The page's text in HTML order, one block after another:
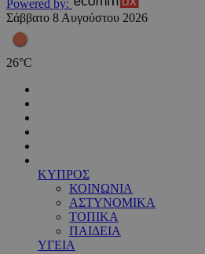
Powered by:
Σάββατο 8 Αυγούστου 2026
26°C
ΚΥΠΡΟΣ
ΚΟΙΝΩΝΙΑ
ΑΣΤΥΝΟΜΙΚΑ
ΤΟΠΙΚΑ
ΠΑΙΔΕΙΑ
ΥΓΕΙΑ